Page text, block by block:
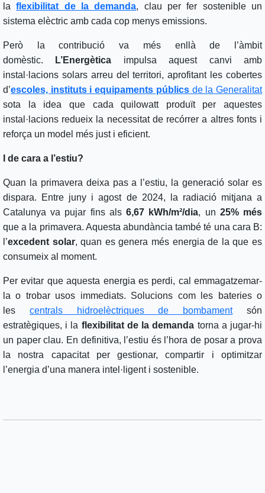
laflexibilitat de la demanda, clau per fer sostenible un
sistema elèctric amb cada cop menys emissions.
Però la contribució va més enllà de l’àmbit
domèstic.
L’Energètica impulsa aquest canvi amb
instal·lacions solars arreu del territori, aprofitant les cobertes
d’escoles, instituts i equipaments públicsde la Generalitat
sota la idea que cada quilowatt produït per aquestes
instal·lacions redueix la necessitat de recórrer a altres fonts i
reforça un model més just i eficient.
I de cara a l’estiu?
Quan la primavera deixa pas a l’estiu, la generació solar es
dispara. Entre juny i agost de 2024, la radiació mitjana a
Catalunya va pujar fins als6,67 kWh/m²/dia, un 25% més
que a la primavera. Aquesta abundància també té una cara B:
l’excedent solar, quan es genera més energia de la que es
consumeix al moment.
Per evitar que aquesta energia es perdi, cal emmagatzemar-
la o trobar usos immediats. Solucions com les bateries o
les centrals hidroelèctriques de bombamentsón
estratègiques, i la flexibilitat de la demanda torna a jugar-hi
un paper clau. En definitiva, l’estiu és l’hora de posar a prova
la nostra capacitat per gestionar, compartir i optimitzar
l’energia d’una manera intel·ligent i sostenible.